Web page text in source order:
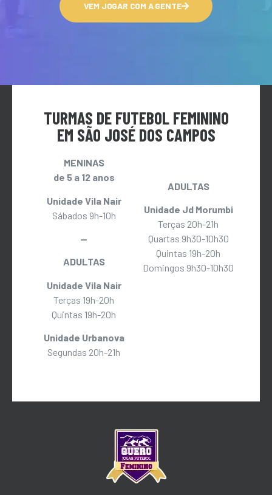
VEM JOGAR COM A GENTE
TURMAS DE FUTEBOL FEMININO
EM SÃO JOSÉ DOS CAMPOS
MENINAS
de 5 a 12 anos
Unidade Vila Nair
Sábados 9h-10h
—
ADULTAS
Unidade Vila Nair
Terças 19h-20h
Quintas 19h-20h
Unidade Urbanova
Segundas 20h-21h
ADULTAS
Unidade Jd Morumbi
Terças 20h-21h
Quartas 9h30-10h30
Quintas 19h-20h
Domingos 9h30-10h30